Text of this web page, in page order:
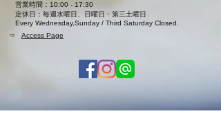
営業時間：10:00 - 17:30
定休日：毎週水曜日、日曜日・第三土曜日
Every Wednesday,Sunday / Third Saturday Closed.
⇒ Access Page